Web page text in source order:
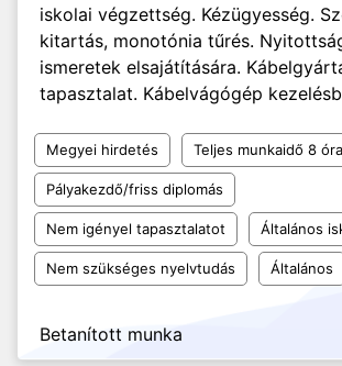
iskolai végzettség. Kézügyesség.
kitartás, monotónia tűrés.
ismeretek elsajátítására.
tapasztalat. Kábelvágógép
Megyei hirdetés Teljes munkaidő 8 óra
Pályakezdő/friss diplomás
Nem igényel tapasztalatot Általános
Nem szükséges nyelvtudás Általános
Betanított munka